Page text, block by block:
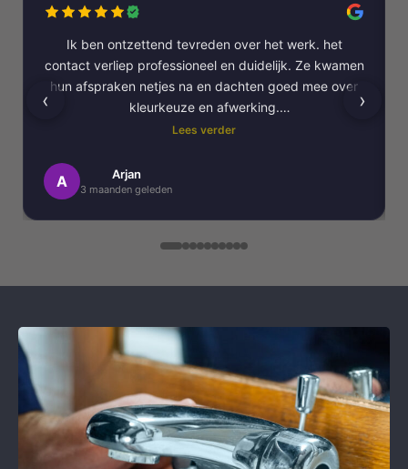
Ik ben ontzettend tevreden over het werk. het
contact verliep professioneel en duidelijk. Ze kwamen
hun afspraken netjes na en dachten goed mee over
kleurkeuze en afwerking.
uitgevoerd. Alles is strak afgewerkt en ze werkten
netjes en zorgvuldig, met oog voor detail. .
Lees verder
A Arjan
3 maanden geleden
‹ ›